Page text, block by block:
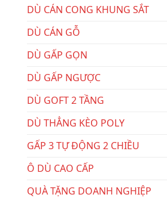
DÙ CÁN CONG KHUNG SẮT
DÙ CÁN GỖ
DÙ GẤP GỌN
DÙ GẤP NGƯỢC
DÙ GOFT 2 TẦNG
DÙ THẲNG KÈO POLY
GẤP 3 TỰ ĐỘNG 2 CHIỀU
Ô DÙ CAO CẤP
QUÀ TẶNG DOANH NGHIỆP